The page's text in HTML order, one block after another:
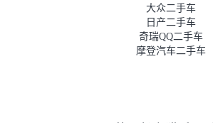
车。去之前我提
好，到了之后要
一次复检，你们
服务可以，速度
自营车的感觉是要
大众二手车
日产二手车
奇瑞QQ二手车
摩登汽车二手车